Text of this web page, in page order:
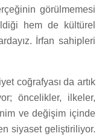
görülmemesi
hem de kültürel
İrfan sahipleri
coğrafyası da artık
öncelikler, ilkeler,
ve değişim içinde
siyaset geliştiriliyor.